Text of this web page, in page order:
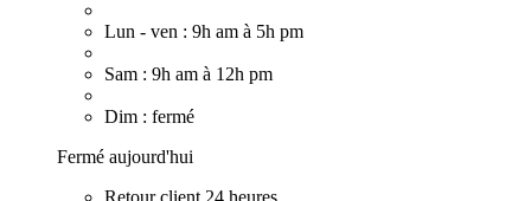
Lun - ven : 9h am à 5h pm
Sam : 9h am à 12h pm
Dim : fermé
Fermé aujourd'hui
Retour client 24 heures